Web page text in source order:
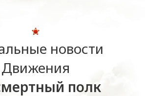
новости
Движения
полк